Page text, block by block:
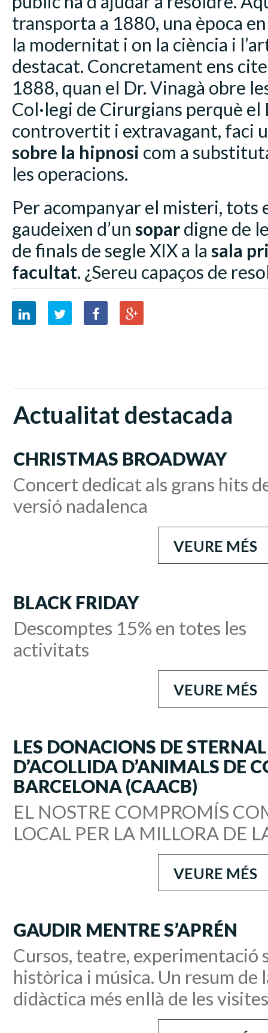
transporta a 1880, una època
la modernitat i on la ciència i
destacat. Concretament ens
1888, quan el Dr. Vinagà obre
Col·legi de Cirurgians perquè el
controvertit i extravagant, faci
sobre la hipnosi com a
les operacions.
Per acompanyar el misteri, tots
gaudeixen d’un sopardigne de
de finals de segle XIX a la sala
facultat. ¿Sereu capaços de
Actualitat destacada
CHRISTMAS BROADWAY
Concert dedicat als grans hits
versió nadalenca
VEURE MÉS
BLACK FRIDAY
Descomptes 15% en totes les
activitats
VEURE MÉS
LES DONACIONS DE
D’ACOLLIDA D’ANIMALS DE
BARCELONA (CAACB)
EL NOSTRE COMPROMÍS
LOCAL PER LA MILLORA DE
VEURE MÉS
GAUDIR MENTRE S’APRÉN
Cursos, teatre, experimentació
històrica i música. Un resum
didàctica més enllà de les